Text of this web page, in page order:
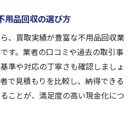
用品回収の選び方
、買取実績が豊富な不用品回収業
す。業者の口コミや過去の取引事
準や対応の丁寧さも確認しましょ
で見積もりを比較し、納得できる
ことが、満足度の高い現金化につ